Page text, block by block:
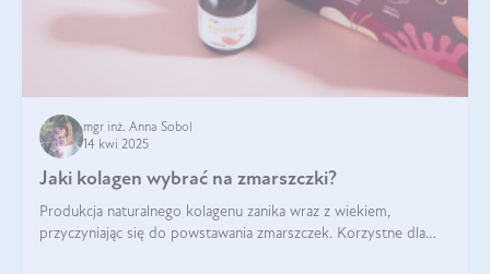
mgr inż. Anna Sobol
14 kwi 2025
Jaki kolagen wybrać na zmarszczki?
Produkcja naturalnego kolagenu zanika wraz z wiekiem,
przyczyniając się do powstawania zmarszczek. Korzystne dla